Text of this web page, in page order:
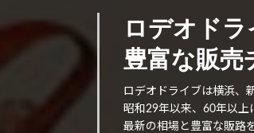
ロデオド
豊富な販売
ロデオドライブは横浜、
昭和29年以来、60年以上
最新の相場と豊富な販路